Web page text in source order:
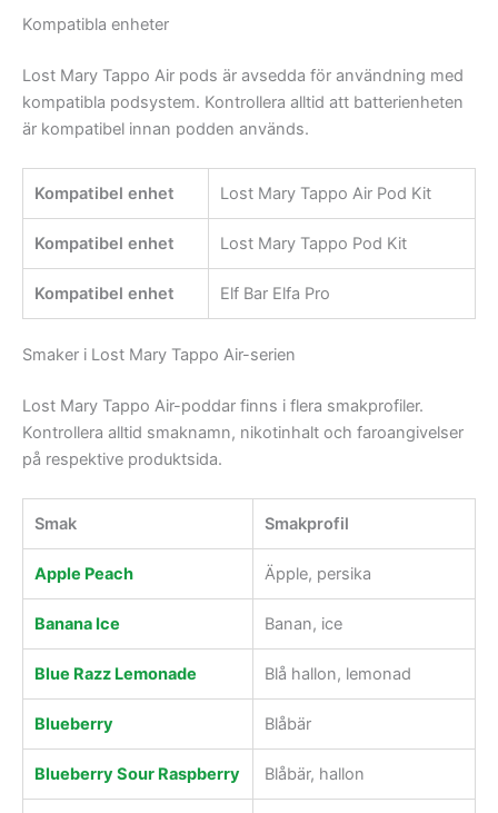
Kompatibla enheter
Lost Mary Tappo Air pods är avsedda för användning med
kompatibla podsystem. Kontrollera alltid att batterienheten
är kompatibel innan podden används.
Kompatibel enhet Lost Mary Tappo Air Pod Kit
Kompatibel enhet Lost Mary Tappo Pod Kit
Kompatibel enhet Elf Bar Elfa Pro
Smaker i Lost Mary Tappo Air-serien
Lost Mary Tappo Air-poddar finns i flera smakprofiler.
Kontrollera alltid smaknamn, nikotinhalt och faroangivelser
på respektive produktsida.
Smak Smakprofil
Apple Peach Äpple, persika
Banana Ice Banan, ice
Blue Razz Lemonade Blå hallon, lemonad
Blueberry Blåbär
Blueberry Sour Raspberry Blåbär, hallon